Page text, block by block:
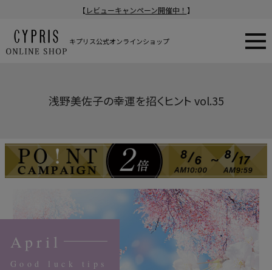
【 レビューキャンペーン開催中！ 】
キプリス公式オンラインショップ
浅野美佐子の幸運を招くヒント vol.35
April
Good luck tips